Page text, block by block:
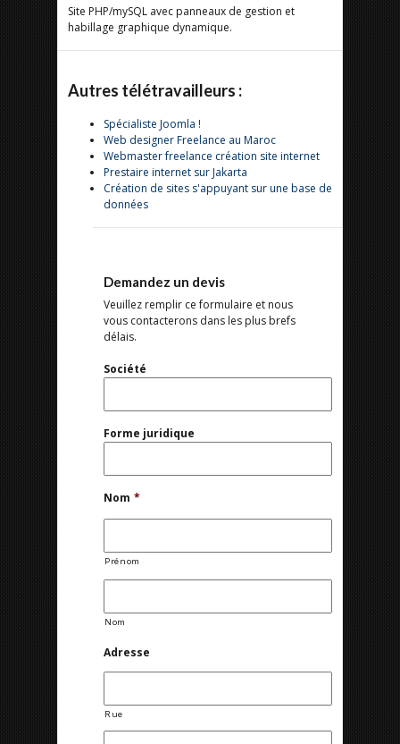
Site PHP/mySQL avec panneaux de gestion et
habillage graphique dynamique.
Autres télétravailleurs :
Spécialiste Joomla !
Web designer Freelance au Maroc
Webmaster freelance création site internet
Prestaire internet sur Jakarta
Création de sites s'appuyant sur une base de
données
Demandez un devis
Veuillez remplir ce formulaire et nous
vous contacterons dans les plus brefs
délais.
Société
Forme juridique
Nom *
Prénom
Nom
Adresse
Rue